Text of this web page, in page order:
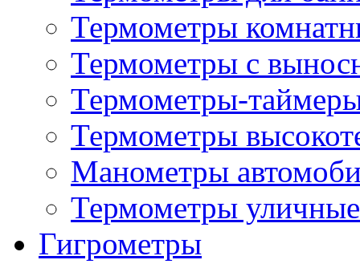
Термометры
Термометры с
Термометры-
Термометры
Манометры
Термометры уличные
Гигрометры